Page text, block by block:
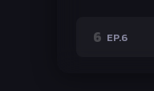
6 EP.6